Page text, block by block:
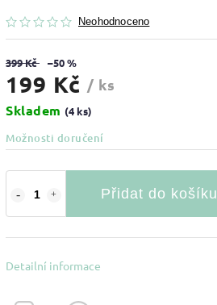
Neohodnoceno
399 Kč –50 %
199 Kč / ks
Skladem (4 ks)
Možnosti doručení
Přidat do košíku
Detailní informace